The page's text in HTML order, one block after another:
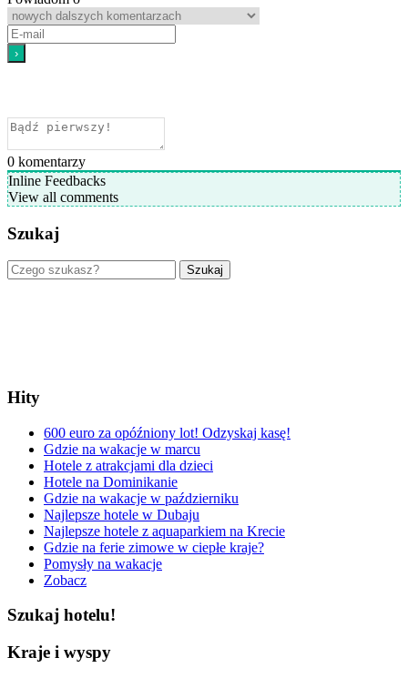
0 komentarzy
Inline Feedbacks
View all comments
Szukaj
Szukaj
Hity
600 euro za opóźniony lot! Odzyskaj kasę!
Gdzie na wakacje w marcu
Hotele z atrakcjami dla dzieci
Hotele na Dominikanie
Gdzie na wakacje w październiku
Najlepsze hotele w Dubaju
Najlepsze hotele z aquaparkiem na Krecie
Gdzie na ferie zimowe w ciepłe kraje?
Pomysły na wakacje
Zobacz
Szukaj hotelu!
Kraje i wyspy